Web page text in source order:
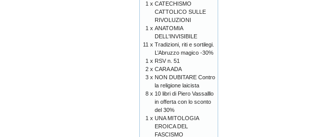
1 x CATECHISMO
CATTOLICO SULLE
RIVOLUZIONI
1 x ANATOMIA
DELL'INVISIBILE
11 x Tradizioni, riti e sortilegi.
L’Abruzzo magico -30%
1 x RSV n. 51
2 x CARA ADA
3 x NON DUBITARE Contro
la religione laicista
8 x 10 libri di Piero Vassalllo
in offerta con lo sconto
del 30%
1 x UNA MITOLOGIA
EROICA DEL
FASCISMO